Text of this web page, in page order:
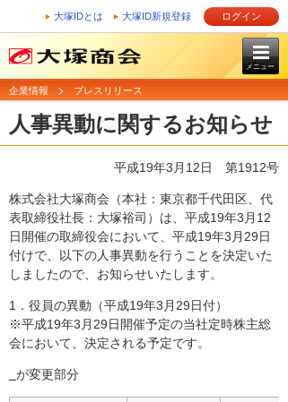
大塚IDとは 大塚ID新規登録 ログイン
メニュー
企業情報 プレスリリース
人事異動に関するお知らせ
平成19年3月12日 第1912号
株式会社大塚商会（本社：東京都千代田区、代
表取締役社長：大塚裕司）は、平成19年3月12
日開催の取締役会において、平成19年3月29日
付けで、以下の人事異動を行うことを決定いた
しましたので、お知らせいたします。
1．役員の異動（平成19年3月29日付）
※平成19年3月29日開催予定の当社定時株主総
会において、決定される予定です。
が変更部分